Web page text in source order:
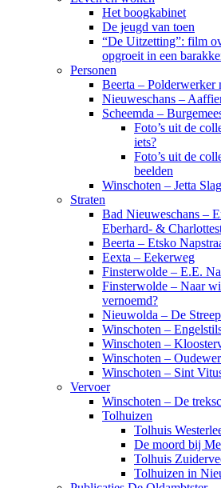
Het boogkabinet
De jeugd van toen
“De Uitzetting”: film
opgroeit in een
Personen
Beerta – Polderwerker
Nieuweschans –
Scheemda –
Foto’s uit de
iets?
Foto’s uit de
beelden
Winschoten – Jetta
Straten
Bad Nieuweschans –
Eberhard- &
Beerta – Etsko
Eexta – Eekerweg
Finsterwolde – E.E.
Finsterwolde – Naar
vernoemd?
Nieuwolda – De Streep
Winschoten –
Winschoten –
Winschoten –
Winschoten – Sint
Vervoer
Winschoten – De
Tolhuizen
Tolhuis
De moord bij
Tolhuis
Tolhuizen in